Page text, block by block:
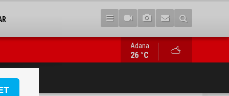
Vali Mustafa Yavuz: “Adana’da huzur ve güven ortamını daha
Adana
26 °C